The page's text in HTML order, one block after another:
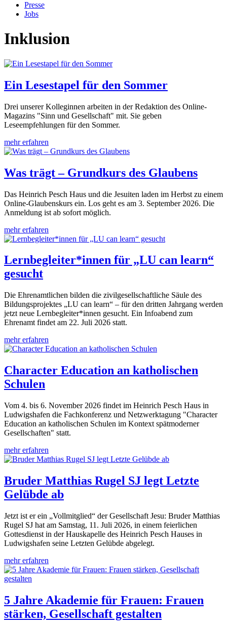
Presse
Jobs
Inklusion
Ein Lesestapel für den Sommer
Drei unserer Kolleginnen arbeiten in der Redaktion des Online-
Magazins "Sinn und Gesellschaft" mit. Sie geben
Leseempfehlungen für den Sommer.
mehr erfahren
Was trägt – Grundkurs des Glaubens
Das Heinrich Pesch Haus und die Jesuiten laden im Herbst zu einem
Online-Glaubenskurs ein. Los geht es am 3. September 2026. Die
Anmeldung ist ab sofort möglich.
mehr erfahren
Lernbegleiter*innen für „LU can learn“
gesucht
Die Ehrenamtlichen bilden die zivilgesellschaftliche Säule des
Bildungsprojektes „LU can learn“ – für den dritten Jahrgang werden
jetzt neue Lernbegleiter*innen gesucht. Ein Infoabend zum
Ehrenamt findet am 22. Juli 2026 statt.
mehr erfahren
Character Education an katholischen
Schulen
Vom 4. bis 6. November 2026 findet im Heinrich Pesch Haus in
Ludwigshafen die Fachkonferenz und Netzwerktagung "Character
Education an katholischen Schulen im Kontext spätmoderner
Gesellschaften" statt.
mehr erfahren
Bruder Matthias Rugel SJ legt Letzte
Gelübde ab
Jetzt ist er ein „Vollmitglied“ der Gesellschaft Jesu: Bruder Matthias
Rugel SJ hat am Samstag, 11. Juli 2026, in einem feierlichen
Gottesdienst in der Hauskapelle des Heinrich Pesch Hauses in
Ludwigshafen seine Letzten Gelübde abgelegt.
mehr erfahren
5 Jahre Akademie für Frauen: Frauen
stärken, Gesellschaft gestalten